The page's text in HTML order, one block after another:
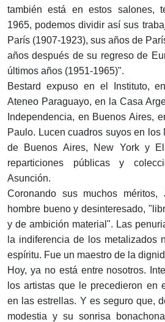
también está en estos salones,
1965, podemos dividir así sus
París (1907-1923), sus años de
años después de su regreso de
últimos años (1951-1965)".
Bestard expuso en el Instituto,
Ateneo Paraguayo, en la Casa
Independencia, en Buenos Aires,
Paulo. Lucen cuadros suyos en los
de Buenos Aires, New York y
reparticiones públicas y
Asunción.
Coronando sus muchos
hombre bueno y desinteresado,
y de ambición material". Las
la indiferencia de los metalizados
espíritu. Fue un maestro de la
Hoy, ya no está entre nosotros.
los artistas que le precedieron en
en las estrellas. Y es seguro que,
modestia y su sonrisa